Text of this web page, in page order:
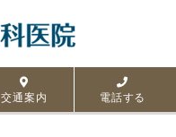
交通案内 電話する